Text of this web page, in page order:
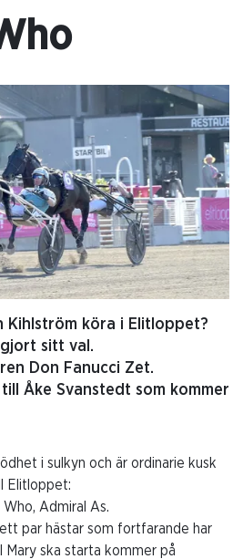
Kihlström köra i Elitloppet?
sitt val.
Don Fanucci Zet.
Åke Svanstedt som kommer
i sulkyn och är ordinarie kusk
Elitloppet:
Who, Admiral As.
par hästar som fortfarande har
Mary ska starta kommer på